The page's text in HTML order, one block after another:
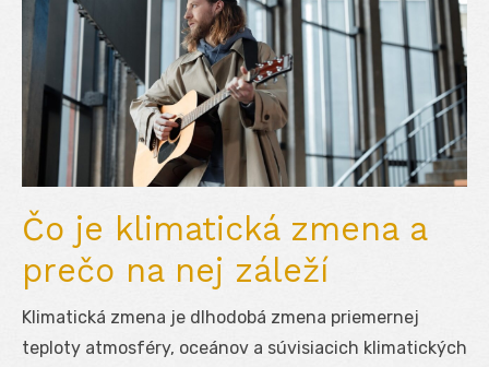
Čo je klimatická zmena a
prečo na nej záleží
Klimatická zmena je dlhodobá zmena priemernej
teploty atmosféry, oceánov a súvisiacich klimatických